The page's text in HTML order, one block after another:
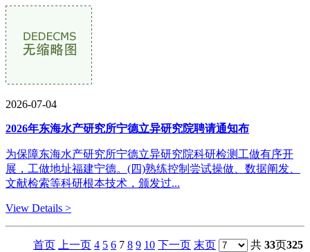
2026-07-04
2026年东海水产研究所宁德立异研究院聘请通知布
为保障东海水产研究所宁德立异研究院科研检测工做有序开
展，工做地址福建宁德。(四)熟练控制尝试操做、数据阐发、
文献检索等科研根本技术，颁发过...
View Details >
首页 上一页 4 5 6 7 8 9 10 下一页 末页 共 33页325